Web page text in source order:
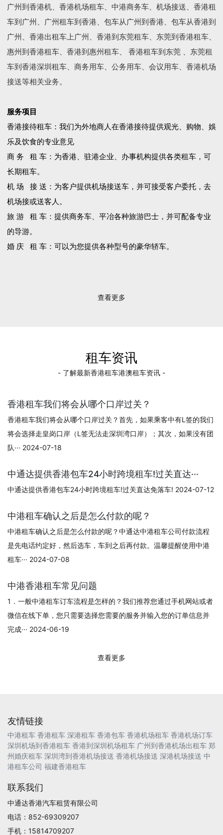
广州到香港机、香港机场租车、中港商务车、机场接送、香港租
车到广州、广州租车到香港、包车从广州到香港、包车从香港到
广州、香港出租车上广州、香港到东莞租车、东莞到香港租车、
惠州到香港租车、香港到惠州租车、 香港租车到东莞 、东莞租
车到香港深圳租车、商务用车、公务用车、会议用车、香港机场
接送等相关业务。
服务项目
香港接待租车：我们为外地商人在香港接待提供观光、购物、娛
乐及饮食的专业意见
商 务 租 车：为香港、驻港企业、办事机构提供各类租车，可
长期租车。
机 场 接 送：为客户提供机场接送车，并可接受客户委托，去
机场接或送客人。
旅 游 租 车：提供商务车、平冶各种旅游巴士，并可配备专业
的导游。
婚 庆 租 车：可以为您提供各种型号的豪华轿车。
查看更多
租车资讯
- 了解最新香港租车港澳租车资讯 -
香港租车我们将会从哪个口岸过关？
香港租车我们将会从哪个口岸过关？首先，如果乘客中有L签的我们
将会选择走皇岗口岸（L签无法走深圳湾口岸）；其次，如果没有团
队··· 2024-07-18
中通达提供香港包车24小时跨境租车!过关直达···
中通达提供香港包车24小时跨境租车!过关直达免落车! 2024-07-12
中港租车确认之后是怎么付款的呢？
中港租车确认之后是怎么付款的呢？中通达中港租车公司付款流程
是先电话约定好，然后选车，车到之后再付款。温馨提醒使用中港
租车··· 2024-07-08
中港香港租车常见问题
1．一般中港租车订车流程是怎样的？我们推荐您通过手机网站或者
微信在线下单，您只需要选择您需要的服务并输入您的订单信息并
完成··· 2024-06-19
查看更多
友情链接
中港租车 香港租车 深港租车 香港包车 香港机场租车 香港机场订车
深圳机场到香港租车 香港到深圳机场租车 广州到香港机场出租车 郑
州婚庆租车 深圳湾到香港机场接送 香港机场接送 深港机场接送 中
港租车公司 福建香港租车
联系我们
中通达香港汽车租赁有限公司
电话：852-69309207
手机：15814709207